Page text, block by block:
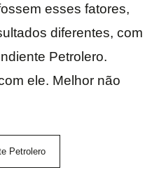
esses fatores,
diferentes, com
Petrolero.
ele. Melhor não
Petrolero